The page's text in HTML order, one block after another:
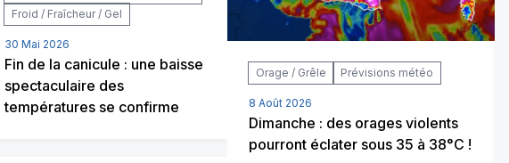
Froid / Fraîcheur / Gel
30 Mai 2026
Fin de la canicule : une baisse
spectaculaire des
températures se confirme
Orage / Grêle Prévisions météo
8 Août 2026
Dimanche : des orages violents
pourront éclater sous 35 à 38°C !